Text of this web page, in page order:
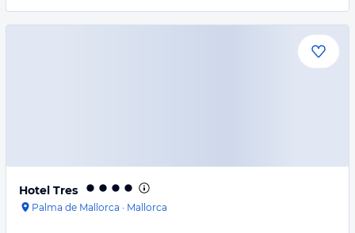
Hotel Tres
Palma de Mallorca · Mallorca